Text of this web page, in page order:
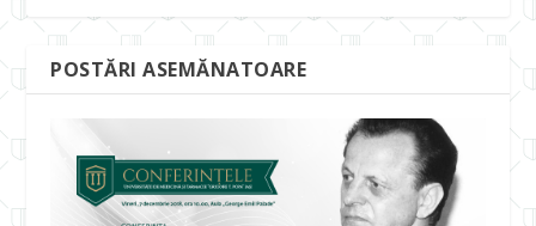
POSTĂRI ASEMĂNATOARE